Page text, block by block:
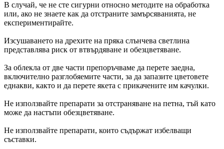
В случай, че не сте сигурни относно методите на обработка
или, ако не знаете как да отстраните замърсяванията, не
експериментирайте.
Изсушаването на дрехите на пряка слънчева светлина
представлява риск от втвърдяване и обезцветяване.
За облекла от две части препоръчваме да перете заедна,
включително разглобяемите части, за да запазите цветовете
еднакви, както и да перете якета с прикачените им качулки.
Не използвайте препарати за отстраняване на петна, тъй като
може да настъпи обезцветяване.
Не използвайте препарати, които съдържат избелващи
съставки.